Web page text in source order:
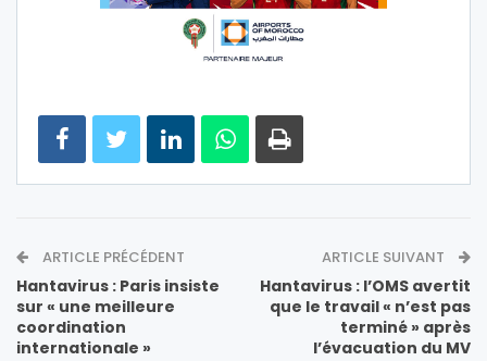
ARTICLE PRÉCÉDENT
Hantavirus : Paris insiste
sur « une meilleure
coordination
internationale »
ARTICLE SUIVANT
Hantavirus : l’OMS avertit
que le travail « n’est pas
terminé » après
l’évacuation du MV